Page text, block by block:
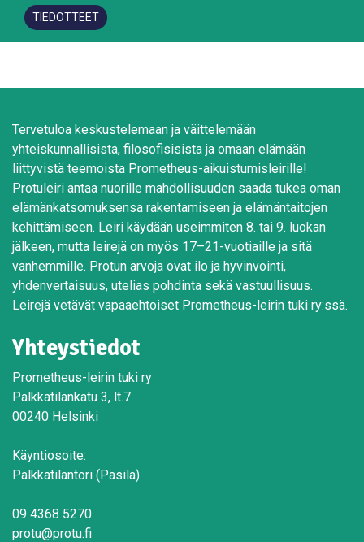
TIEDOTTEET
Tervetuloa keskustelemaan ja väittelemään
yhteiskunnallisista, filosofisisista ja omaan elämään
liittyvistä teemoista Prometheus-aikuistumisleirille!
Protuleiri antaa nuorille mahdollisuuden saada tukea oman
elämänkatsomuksensa rakentamiseen ja elämäntaitojen
kehittämiseen. Leiri käydään useimmiten 8. tai 9. luokan
jälkeen, mutta leirejä on myös 17–21-vuotiaille ja sitä
vanhemmille. Protun arvoja ovat ilo ja hyvinvointi,
yhdenvertaisuus, utelias pohdinta sekä vastuullisuus.
Leirejä vetävät vapaaehtoiset Prometheus-leirin tuki ry:ssä.
Yhteystiedot
Prometheus-leirin tuki ry
Palkkatilankatu 3, lt.7
00240 Helsinki
Käyntiosoite:
Palkkatilantori (Pasila)
09 4368 5270
protu@protu.fi